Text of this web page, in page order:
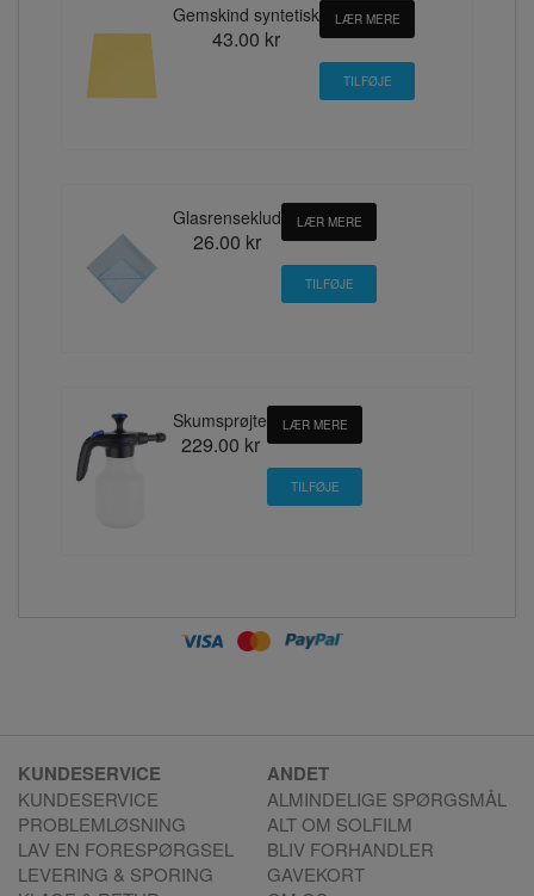
Gemskind syntetisk
43.00 kr
LÆR MERE
Glasrenseklud
26.00 kr
LÆR MERE
Skumsprøjte
229.00 kr
LÆR MERE
KUNDESERVICE
KUNDESERVICE
PROBLEMLØSNING
LAV EN FORESPØRGSEL
LEVERING & SPORING
ANDET
ALMINDELIGE SPØRGSMÅL
ALT OM SOLFILM
BLIV FORHANDLER
GAVEKORT